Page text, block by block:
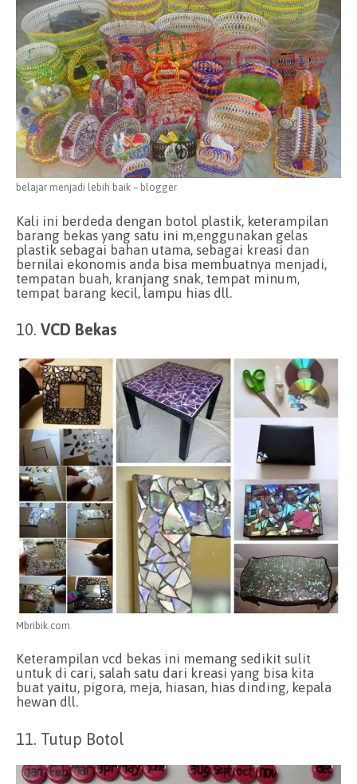
belajar menjadi lebih baik – blogger
Kali ini berdeda dengan botol plastik, keterampilan
barang bekas yang satu ini m,enggunakan gelas
plastik sebagai bahan utama, sebagai kreasi dan
bernilai ekonomis anda bisa membuatnya menjadi,
tempatan buah, kranjang snak, tempat minum,
tempat barang kecil, lampu hias dll.
10. VCD Bekas
Mbribik.com
Keterampilan vcd bekas ini memang sedikit sulit
untuk di cari, salah satu dari kreasi yang bisa kita
buat yaitu, pigora, meja, hiasan, hias dinding, kepala
hewan dll.
11. Tutup Botol